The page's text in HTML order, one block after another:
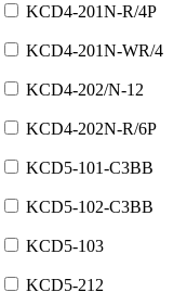
KCD4-201N-R/4P
KCD4-201N-WR/4
KCD4-202/N-12
KCD4-202N-R/6P
KCD5-101-C3BB
KCD5-102-C3BB
KCD5-103
KCD5-212